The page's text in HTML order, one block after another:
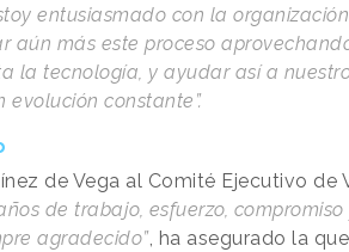
entusiasmado con la
aún más este proceso
la tecnología, y ayudar así a
constante”.
de Vega al Comité Ejecutivo de
de trabajo, esfuerzo,
agradecido”, ha asegurado la